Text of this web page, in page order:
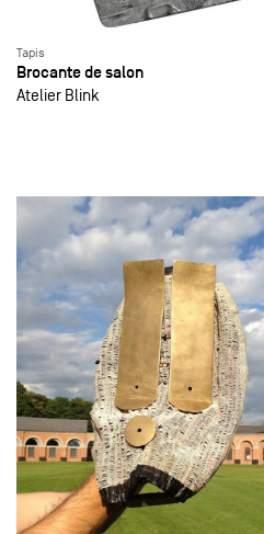
Tapis
Brocante de salon
Atelier Blink